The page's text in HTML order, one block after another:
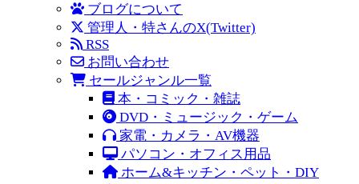
ブログについて
管理人・特さんのX(Twitter)
RSS
お問い合わせ
セールジャンル一覧
本・コミック・雑誌
DVD・ミュージック・ゲーム
家電・カメラ・AV機器
パソコン・オフィス用品
ホーム&キッチン・ペット・DIY